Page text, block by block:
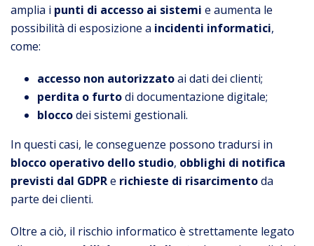
amplia i punti di accesso ai sistemi e aumenta le
possibilità di esposizione a incidenti informatici,
come:
accesso non autorizzatoai dati dei clienti;
perdita o furtodi documentazione digitale;
bloccodei sistemi gestionali.
In questi casi, le conseguenze possono tradursi in
blocco operativo dello studio, obblighi di notifica
previsti dal GDPRe richieste di risarcimentoda
parte dei clienti.
Oltre a ciò, il rischio informatico è strettamente legato